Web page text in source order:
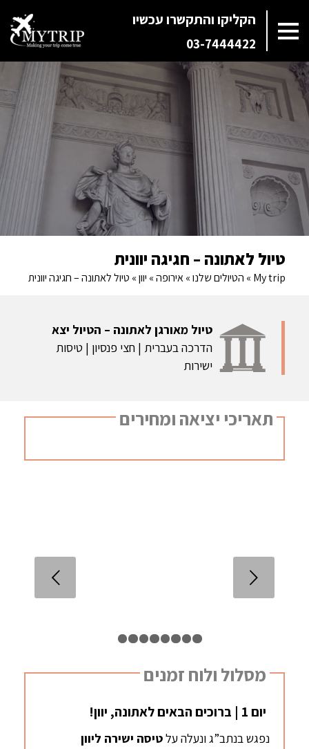
הקליקו והתקשרו עכשיו
03-7444422
טיול לאתונה – חגיגה יוונית
My trip
» הטיולים שלנו»אירופה» יוון» טיול לאתונה – חגיגה יוונית
טיול מאורגן לאתונה – הטיול יצא
הדרכה בעברית | חצי פנסיון | טיסות
ישירות
תאריכי יציאה ומחירים
1 2
מסלול ולוח זמנים
יום 1 | ברוכים הבאים לאתונה, יוון!
נפגש בנתב”ג ונעלה עלטיסה ישירה ליוון